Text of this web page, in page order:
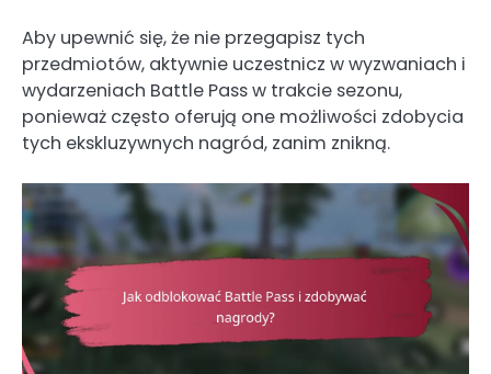
Aby upewnić się, że nie przegapisz tych
przedmiotów, aktywnie uczestnicz w wyzwaniach i
wydarzeniach Battle Pass w trakcie sezonu,
ponieważ często oferują one możliwości zdobycia
tych ekskluzywnych nagród, zanim znikną.